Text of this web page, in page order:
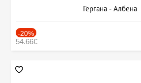
Гергана - Албена
-20%
54.66€